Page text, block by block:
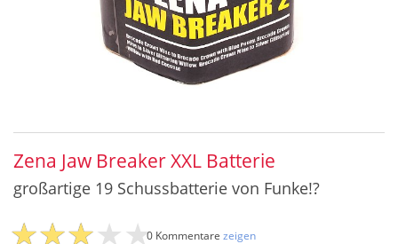
Zena Jaw Breaker XXL Batterie
großartige 19 Schussbatterie von Funke!?
0 Kommentare zeigen